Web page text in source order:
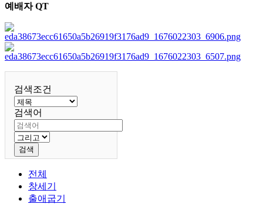
예배자 QT
검색조건
검색어
검색
전체
창세기
출애굽기